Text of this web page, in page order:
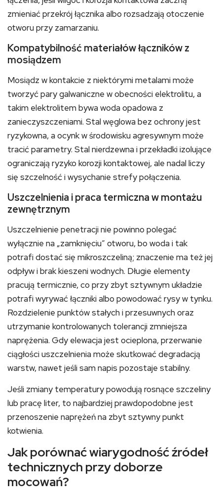
zmieniać przekrój łącznika albo rozsadzają otoczenie
otworu przy zamarzaniu.
Kompatybilność materiałów łączników z
mosiądzem
Mosiądz w kontakcie z niektórymi metalami może
tworzyć pary galwaniczne w obecności elektrolitu, a
takim elektrolitem bywa woda opadowa z
zanieczyszczeniami. Stal węglowa bez ochrony jest
ryzykowna, a ocynk w środowisku agresywnym może
tracić parametry. Stal nierdzewna i przekładki izolujące
ograniczają ryzyko korozji kontaktowej, ale nadal liczy
się szczelność i wysychanie strefy połączenia.
Uszczelnienia i praca termiczna w montażu
zewnętrznym
Uszczelnienie penetracji nie powinno polegać
wyłącznie na „zamknięciu” otworu, bo woda i tak
potrafi dostać się mikroszczeliną; znaczenie ma też jej
odpływ i brak kieszeni wodnych. Długie elementy
pracują termicznie, co przy zbyt sztywnym układzie
potrafi wyrywać łączniki albo powodować rysy w tynku.
Rozdzielenie punktów stałych i przesuwnych oraz
utrzymanie kontrolowanych tolerancji zmniejsza
naprężenia. Gdy elewacja jest ocieplona, przerwanie
ciągłości uszczelnienia może skutkować degradacją
warstw, nawet jeśli sam napis pozostaje stabilny.
Jeśli zmiany temperatury powodują rosnące szczeliny
lub pracę liter, to najbardziej prawdopodobne jest
przenoszenie naprężeń na zbyt sztywny punkt
kotwienia.
Jak porównać wiarygodność źródeł
technicznych przy doborze
mocowań?